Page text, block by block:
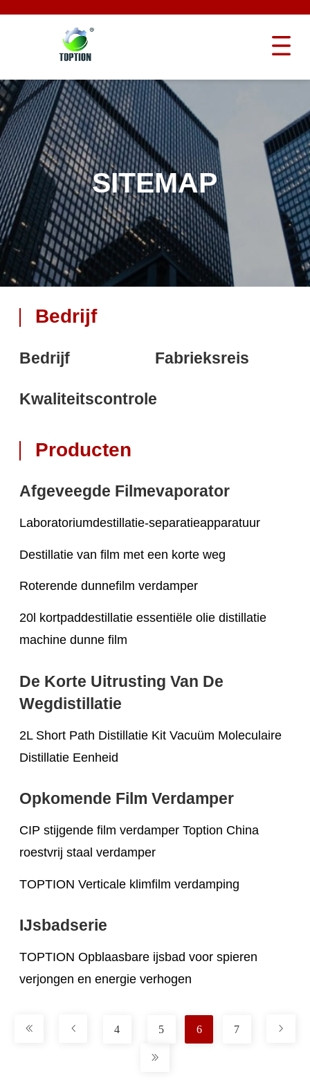
SITEMAP
Bedrijf
Bedrijf Fabrieksreis
Kwaliteitscontrole
Producten
Afgeveegde Filmevaporator
Laboratoriumdestillatie-separatieapparatuur
Destillatie van film met een korte weg
Roterende dunnefilm verdamper
20l kortpaddestillatie essentiële olie distillatie
machine dunne film
De Korte Uitrusting Van De
Wegdistillatie
2L Short Path Distillatie Kit Vacuüm Moleculaire
Distillatie Eenheid
Opkomende Film Verdamper
CIP stijgende film verdamper Toption China
roestvrij staal verdamper
TOPTION Verticale klimfilm verdamping
IJsbadserie
TOPTION Opblaasbare ijsbad voor spieren
verjongen en energie verhogen
4 5 6 7